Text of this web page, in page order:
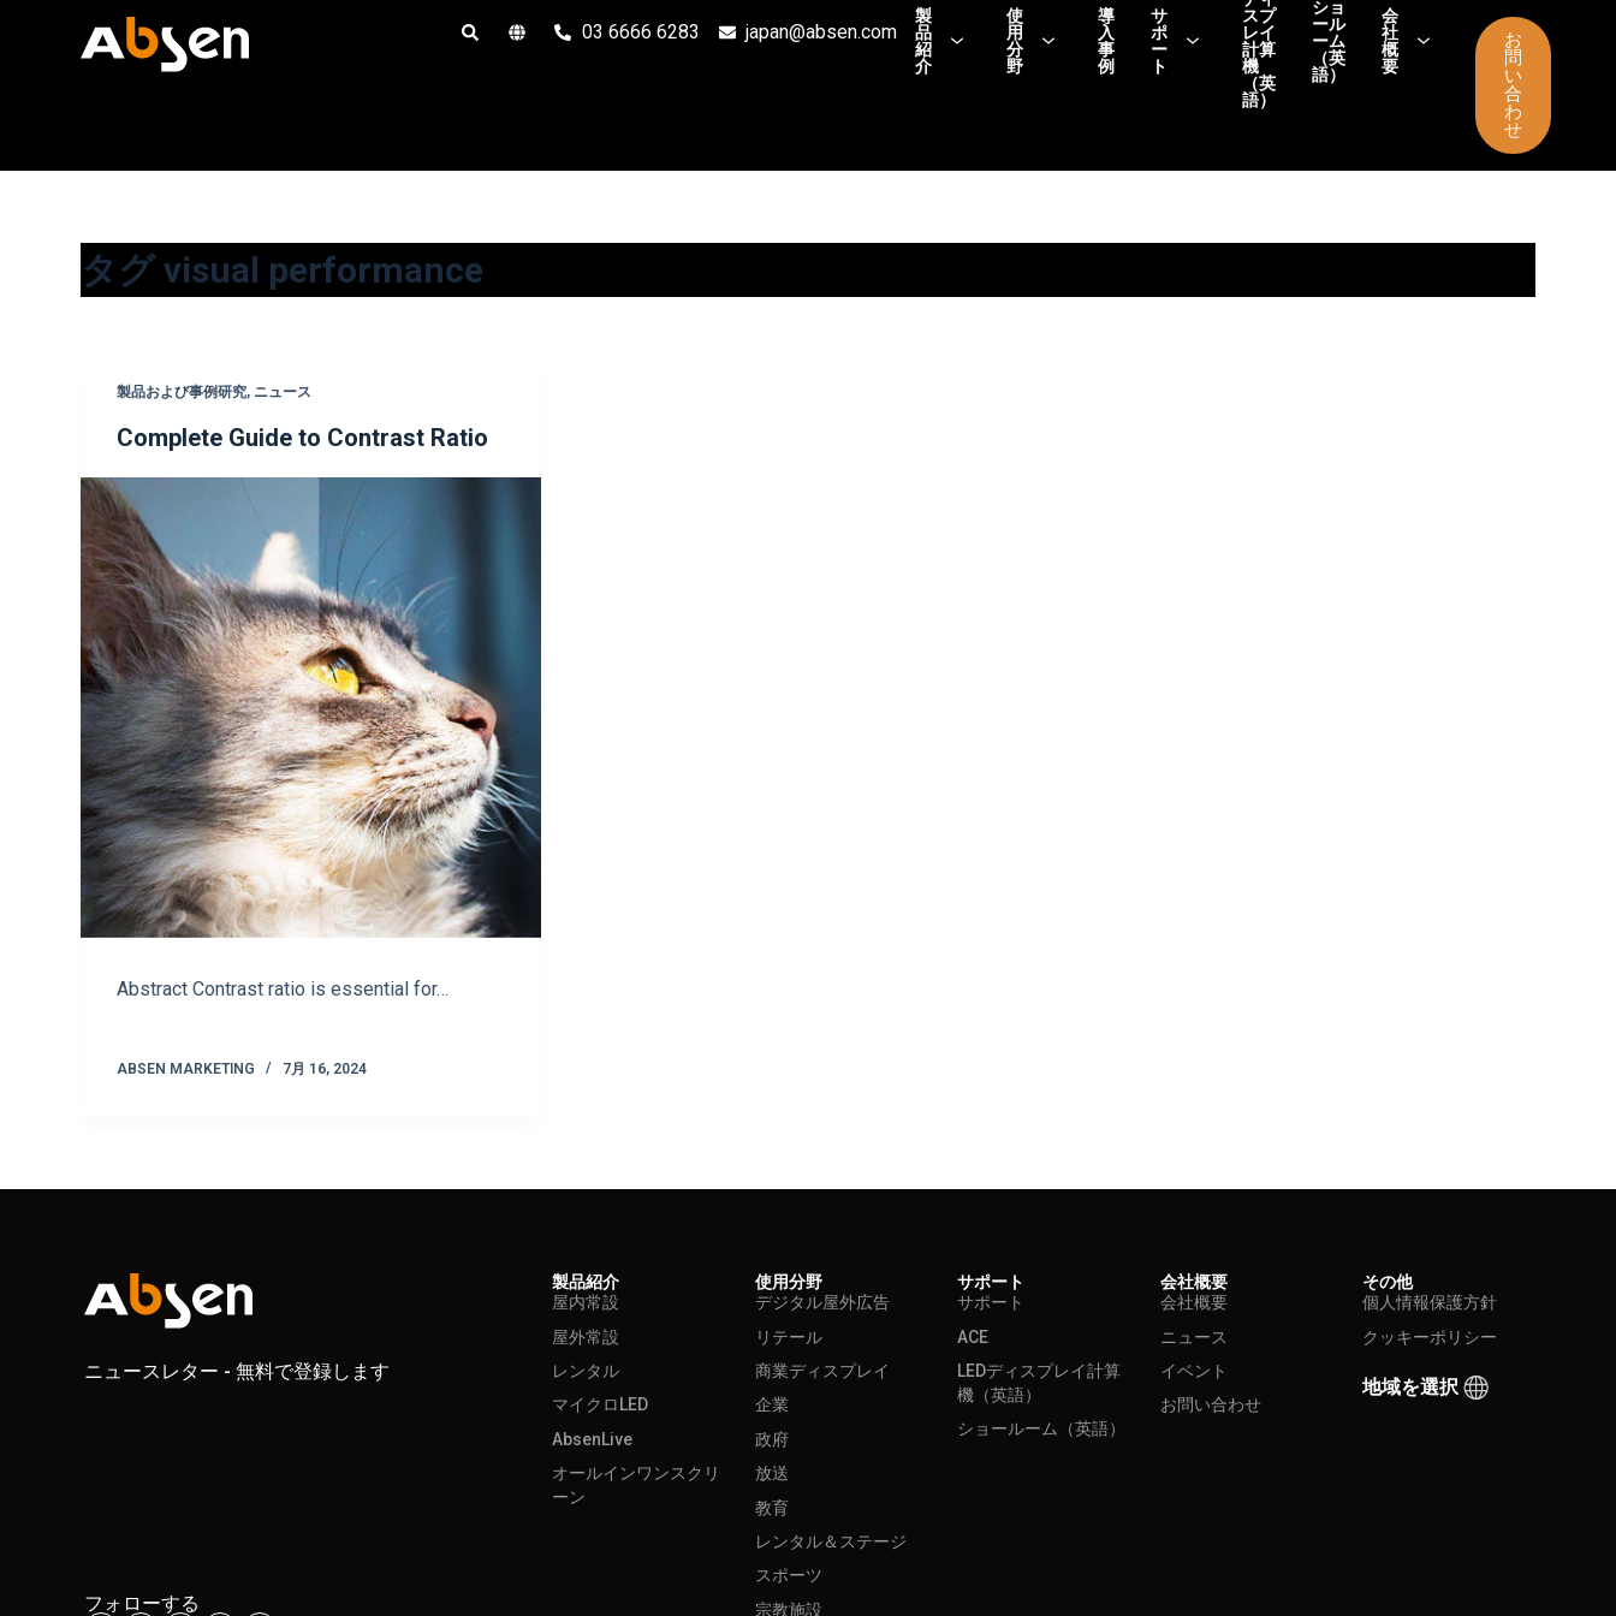
03 6666 6283 japan@absen.com
製
品
紹
介
使
用
分
野
導
入
事
例
サ
ポ
ー
ト
スプ
レイ
計算
機
（英
語）
ショ
ール
ーム
（英
語）
会
社
概
要
お
問
い
合
わ
せ
タグvisual performance
製品および事例研究, ニュース
Complete Guide to Contrast Ratio
Abstract Contrast ratio is essential for…
ABSEN MARKETING 7月 16, 2024
ニュースレター - 無料で登録します
フォローする
製品紹介
屋内常設
屋外常設
レンタル
マイクロLED
AbsenLive
オールインワンスクリ
ーン
使用分野
デジタル屋外広告
リテール
商業ディスプレイ
企業
政府
放送
教育
レンタル＆ステージ
スポーツ
宗教施設
サポート
サポート
ACE
LEDディスプレイ計算
機（英語）
ショールーム（英語）
会社概要
会社概要
ニュース
イベント
お問い合わせ
その他
個人情報保護方針
クッキーポリシー
地域を選択